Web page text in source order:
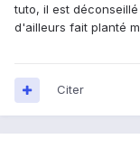
tuto, il est
d'ailleurs fait planté
Citer